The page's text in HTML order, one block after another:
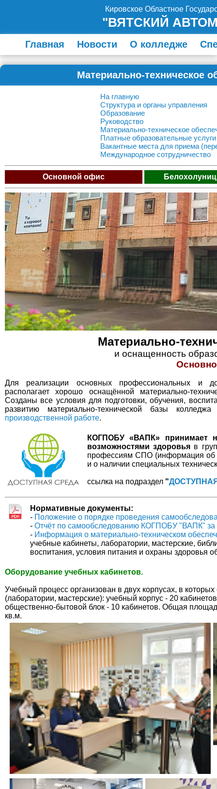
Кировское Областное
"ВЯТСКИЙ
Главная Новости О колледже
Материально-техническое
На главную
Структура и органы управления
Образование
Руководство
Материально-техническое
Платные образовательные услуги
Вакантные места для приема
Международное сотрудничество
Основной офис
Материально-
и оснащенность
Для реализации основных профессиональных и
располагает хорошо оснащённой материально-
Созданы все условия для подготовки, обучения,
развитию материально-технической базы
производственной работе.
КОГПОБУ «ВАПК»
принимает
возможностями здоровья в
профессиям СПО (информация об
и о наличии специальных
ссылка на подраздел "
Нормативные документы:
- Положение о порядке проведения
- Отчёт по самообследованию КОГПОБУ "ВАПК" за
- Информация о материально-техническом
учебные кабинеты, лаборатории, мастерские,
воспитания, условия питания и охраны здоровья
Оборудование учебных кабинетов.
Учебный процесс организован в двух корпусах, в
(лаборатории, мастерские): учебный корпус - 20
общественно-бытовой блок - 10 кабинетов. Общая
кв.м.